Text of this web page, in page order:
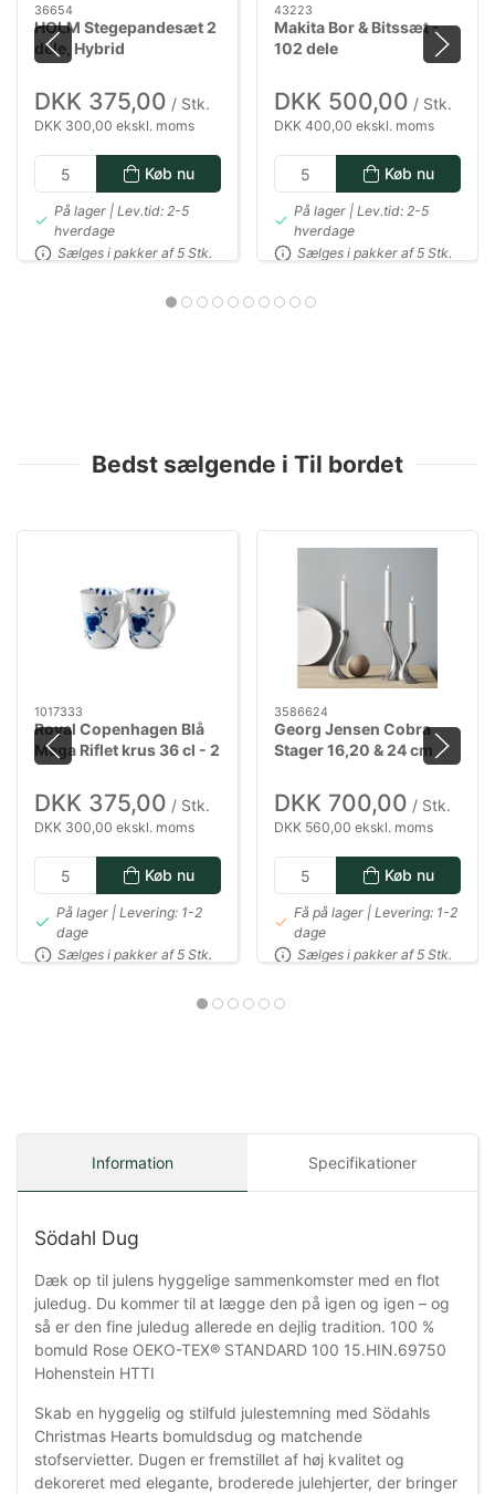
36654
HOLM Stegepandesæt 2
dele, Hybrid
DKK 375,00 / Stk.
DKK 300,00 ekskl. moms
Køb nu
På lager | Lev.tid: 2-5
hverdage
Sælges i pakker af 5 Stk.
43223
Makita Bor & Bitssæt -
102 dele
DKK 500,00 / Stk.
DKK 400,00 ekskl. moms
Køb nu
På lager | Lev.tid: 2-5
hverdage
Sælges i pakker af 5 Stk.
Bedst sælgende i Til bordet
1017333
Royal Copenhagen Blå
Mega Riflet krus 36 cl - 2
pak
DKK 375,00 / Stk.
DKK 300,00 ekskl. moms
Køb nu
På lager | Levering: 1-2
dage
Sælges i pakker af 5 Stk.
3586624
Georg Jensen Cobra
Stager 16,20 & 24 cm
DKK 700,00 / Stk.
DKK 560,00 ekskl. moms
Køb nu
Få på lager | Levering: 1-2
dage
Sælges i pakker af 5 Stk.
Information Specifikationer
Södahl Dug
Dæk op til julens hyggelige sammenkomster med en flot
juledug. Du kommer til at lægge den på igen og igen – og
så er den fine juledug allerede en dejlig tradition. 100 %
bomuld Rose OEKO-TEX® STANDARD 100 15.HIN.69750
Hohenstein HTTI
Skab en hyggelig og stilfuld julestemning med Södahls
Christmas Hearts bomuldsdug og matchende
stofservietter. Dugen er fremstillet af høj kvalitet og
dekoreret med elegante, broderede julehjerter, der bringer